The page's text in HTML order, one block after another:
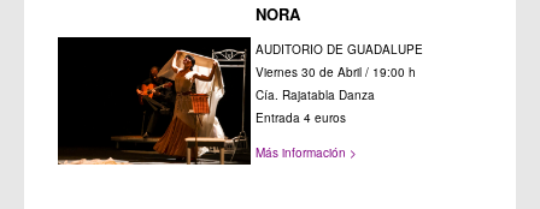
NORA
AUDITORIO DE GUADALUPE
Viernes 30 de Abril / 19:00 h
Cía. Rajatabla Danza
Entrada 4 euros
Más información >